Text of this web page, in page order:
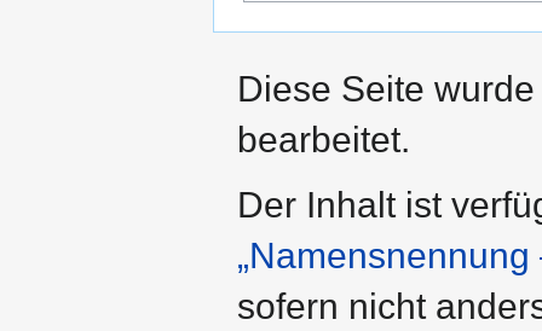
Diese Seite
bearbeitet.
Der Inhalt ist
sofern nicht